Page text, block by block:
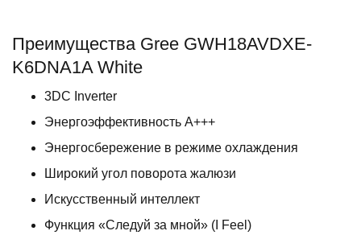
Преимущества Gree GWH18AVDXE-
K6DNA1A White
3DC Inverter
Энергоэффективность А+++
Энергосбережение в режиме охлаждения
Широкий угол поворота жалюзи
Искусственный интеллект
Функция «Следуй за мной» (I Feel)